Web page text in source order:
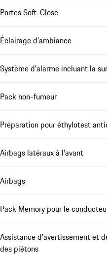
Portes Soft-Close
Éclairage d'ambiance
Système d'alarme incluant la
Pack non-fumeur
Préparation pour éthylotest
Airbags latéraux à l'avant
Airbags
Pack Memory pour le
Assistance d'avertissement et
des piétons